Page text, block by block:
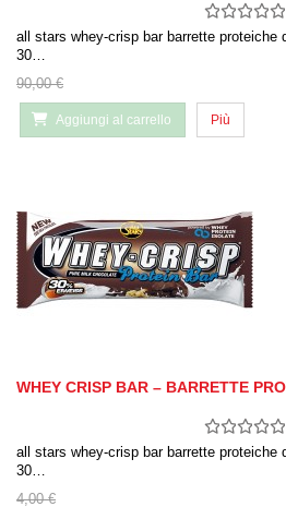
all stars whey-crisp bar barrette proteiche
30…
90,00 €
Aggiungi al carrello Più
WHEY CRISP BAR – BARRETTE
all stars whey-crisp bar barrette proteiche
30…
4,00 €